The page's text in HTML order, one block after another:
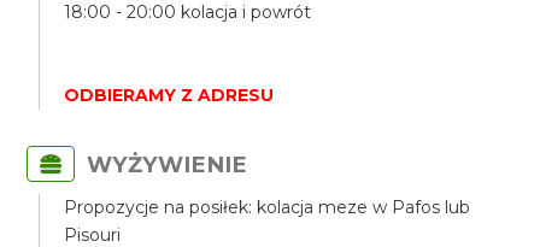
18:00 - 20:00 kolacja i powrót
ODBIERAMY Z ADRESU
WYŻYWIENIE
Propozycje na posiłek: kolacja meze w Pafos lub
Pisouri